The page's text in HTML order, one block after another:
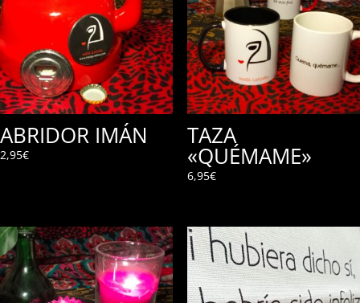
ABRIDOR IMÁN
2,95€
TAZA
«QUÉMAME»
6,95€